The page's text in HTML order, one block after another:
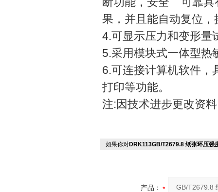
果，并且能自动复位
4.可显示压力和变形量
5.采用模块式一体型热
6.可连接计算机软件，
打印等功能。
注:因技术进步更改资
如果你对DRK113GB/T2679.8 纸张环压强
产品：